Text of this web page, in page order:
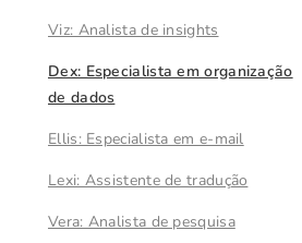
Viz: Analista de insights
Dex: Especialista em organização
de dados
Ellis: Especialista em e-mail
Lexi: Assistente de tradução
Vera: Analista de pesquisa